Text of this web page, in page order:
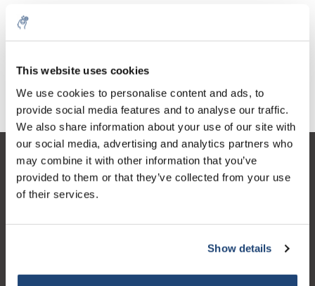
This website uses cookies
We use cookies to personalise content and ads, to
provide social media features and to analyse our traffic.
We also share information about your use of our site with
our social media, advertising and analytics partners who
may combine it with other information that you’ve
provided to them or that they’ve collected from your use
of their services.
Show details
3,3,5,5-
Klantenservice
Mijn account